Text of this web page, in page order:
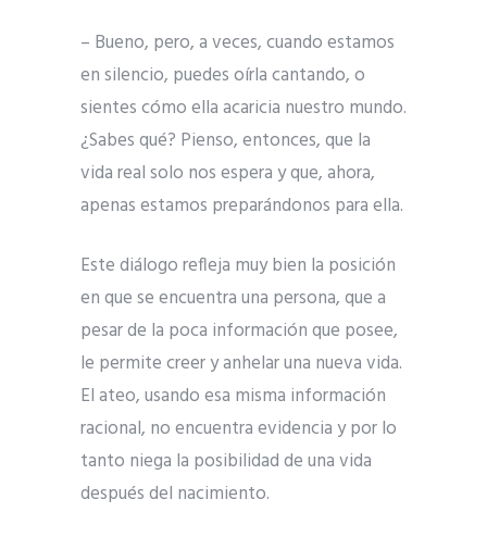
– Bueno, pero, a veces, cuando estamos
en silencio, puedes oírla cantando, o
sientes cómo ella acaricia nuestro mundo.
¿Sabes qué? Pienso, entonces, que la
vida real solo nos espera y que, ahora,
apenas estamos preparándonos para ella.
Este diálogo refleja muy bien la posición
en que se encuentra una persona, que a
pesar de la poca información que posee,
le permite creer y anhelar una nueva vida.
El ateo, usando esa misma información
racional, no encuentra evidencia y por lo
tanto niega la posibilidad de una vida
después del nacimiento.